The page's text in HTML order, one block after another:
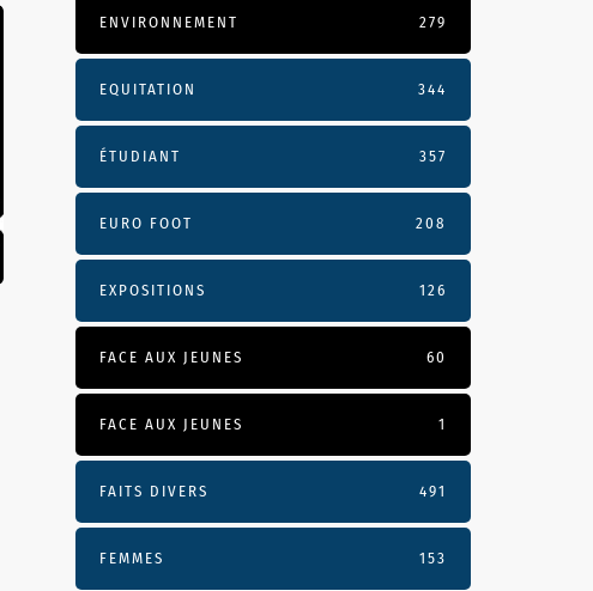
ENVIRONNEMENT 279
EQUITATION 344
ÉTUDIANT 357
EURO FOOT 208
EXPOSITIONS 126
FACE AUX JEUNES 60
FACE AUX JEUNES 1
FAITS DIVERS 491
FEMMES 153